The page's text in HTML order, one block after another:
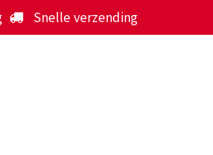
Snelle verzending